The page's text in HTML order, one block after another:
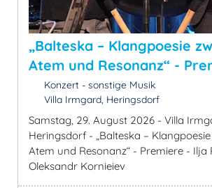
„Balteska – Klangpoesie
Atem und Resonanz“ -
Konzert - sonstige Musik
Villa Irmgard, Heringsdorf
Samstag, 29. August 2026 - Villa
Heringsdorf - „Balteska –
Atem und Resonanz“ - Premiere - Ilja
Oleksandr Kornieiev